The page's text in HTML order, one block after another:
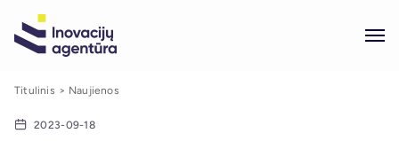
Titulinis Naujienos
2023-09-18